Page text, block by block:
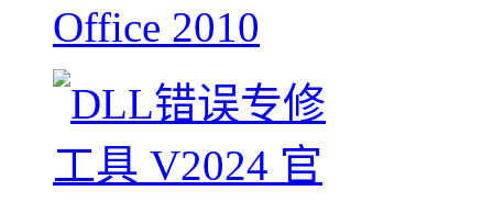
Office 2010